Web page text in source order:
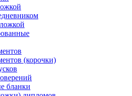
(корочки)
бланки